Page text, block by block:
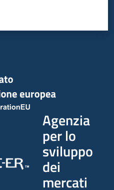
Agenzia
per lo
sviluppo
dei
mercati